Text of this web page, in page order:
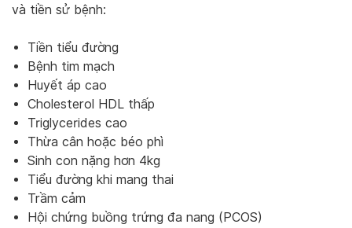
và tiền sử bệnh:
Tiền tiểu đường
Bệnh tim mạch
Huyết áp cao
Cholesterol HDL thấp
Triglycerides cao
Thừa cân hoặc béo phì
Sinh con nặng hơn 4kg
Tiểu đường khi mang thai
Trầm cảm
Hội chứng buồng trứng đa nang (PCOS)